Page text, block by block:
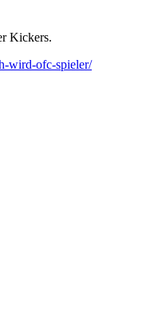
Kickers.
wird-ofc-spieler/